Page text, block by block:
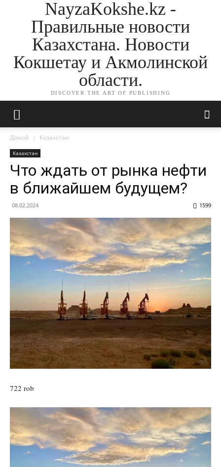
NayzaKokshe.kz -
Правильные новости
Казахстана. Новости
Кокшетау и Акмолинской
области.
DISCOVER THE ART OF PUBLISHING
Домой Казахстан
Казахстан
Что ждать от рынка нефти
в ближайшем будущем?
08.02.2024 1599
722 rob